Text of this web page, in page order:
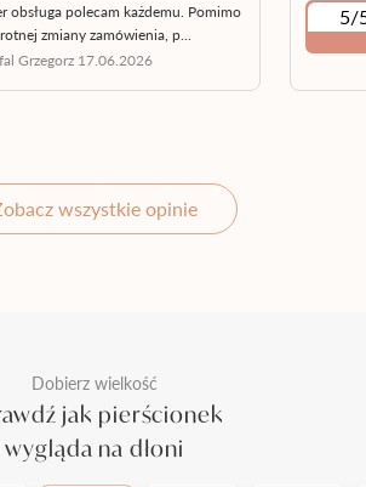
obsługa polecam każdemu. Pomimo
zmiany zamówienia, p...
Grzegorz 17.06.2026
5/
wszystkie opinie
Dobierz wielkość
jak pierścionek
wygląda na dłoni